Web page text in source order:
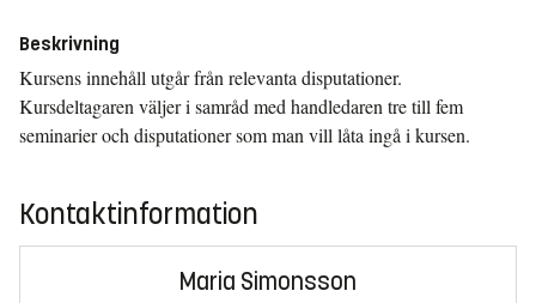
Beskrivning
Kursens innehåll utgår från relevanta disputationer.
Kursdeltagaren väljer i samråd med handledaren tre till fem
seminarier och disputationer som man vill låta ingå i kursen.
Kontaktinformation
Maria Simonsson